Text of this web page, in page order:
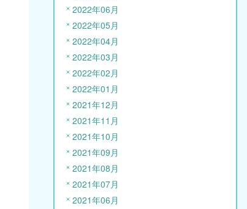
2022年06月
2022年05月
2022年04月
2022年03月
2022年02月
2022年01月
2021年12月
2021年11月
2021年10月
2021年09月
2021年08月
2021年07月
2021年06月